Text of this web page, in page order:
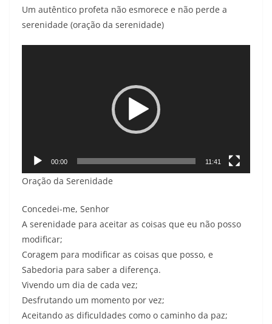
Um autêntico profeta não esmorece e não perde a
serenidade (oração da serenidade)
00:00 11:41
Oração da Serenidade
Concedei-me, Senhor
A serenidade para aceitar as coisas que eu não posso
modificar;
Coragem para modificar as coisas que posso, e
Sabedoria para saber a diferença.
Vivendo um dia de cada vez;
Desfrutando um momento por vez;
Aceitando as dificuldades como o caminho da paz;